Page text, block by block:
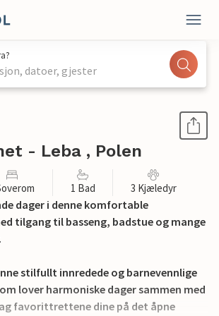
datoer, gjester
- Leba , Polen
1 Bad 3 Kjæledyr
dager i denne komfortable
tilgang til basseng, badstue og mange
stilfullt innredede og barnevennlige
lover harmoniske dager sammen med
favorittrettene dine på det åpne